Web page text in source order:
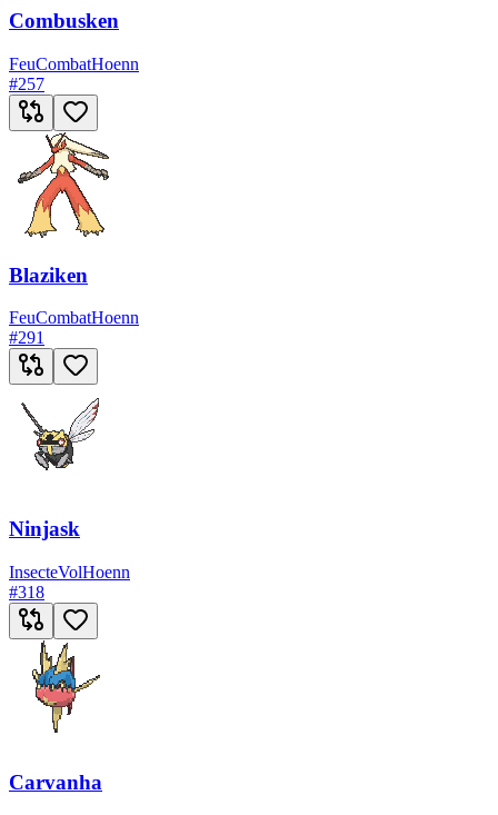
Combusken
FeuCombatHoenn
#257
Blaziken
FeuCombatHoenn
#291
Ninjask
InsecteVolHoenn
#318
Carvanha